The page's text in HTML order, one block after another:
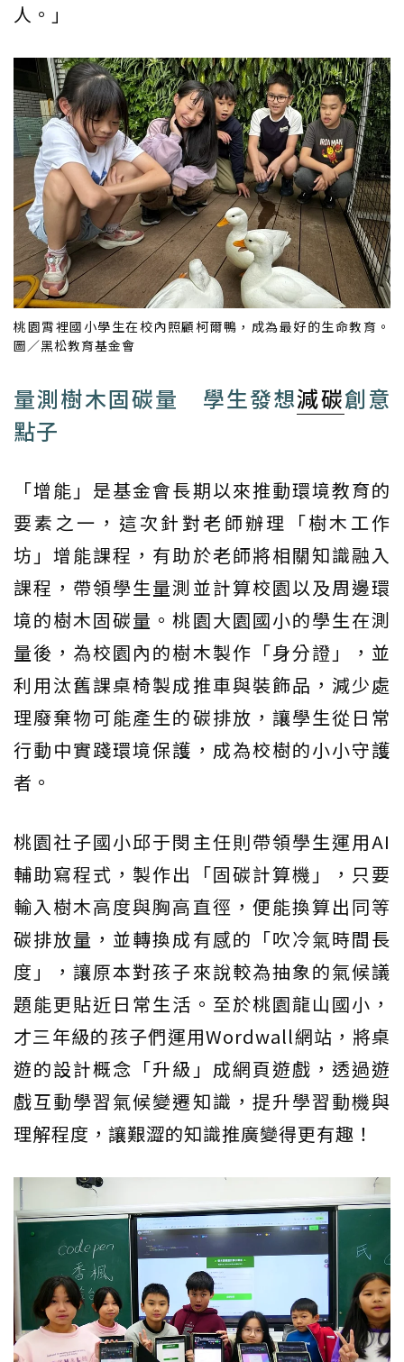
人。」
桃園霄裡國小學生在校內照顧柯爾鴨，成為最好的生命教育。
圖／黑松教育基金會
量測樹木固碳量 學生發想減碳創意
點子
「增能」是基金會長期以來推動環境教育的
要素之一，這次針對老師辦理「樹木工作
坊」增能課程，有助於老師將相關知識融入
課程，帶領學生量測並計算校園以及周邊環
境的樹木固碳量。桃園大園國小的學生在測
量後，為校園內的樹木製作「身分證」，並
利用汰舊課桌椅製成推車與裝飾品，減少處
理廢棄物可能產生的碳排放，讓學生從日常
行動中實踐環境保護，成為校樹的小小守護
者。
桃園社子國小邱于閔主任則帶領學生運用AI
輔助寫程式，製作出「固碳計算機」，只要
輸入樹木高度與胸高直徑，便能換算出同等
碳排放量，並轉換成有感的「吹冷氣時間長
度」，讓原本對孩子來說較為抽象的氣候議
題能更貼近日常生活。至於桃園龍山國小，
才三年級的孩子們運用Wordwall網站，將桌
遊的設計概念「升級」成網頁遊戲，透過遊
戲互動學習氣候變遷知識，提升學習動機與
理解程度，讓艱澀的知識推廣變得更有趣！